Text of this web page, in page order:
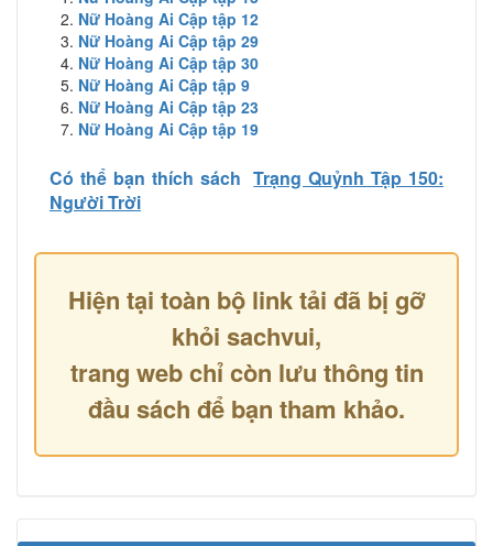
Nữ Hoàng Ai Cập tập 12
Nữ Hoàng Ai Cập tập 29
Nữ Hoàng Ai Cập tập 30
Nữ Hoàng Ai Cập tập 9
Nữ Hoàng Ai Cập tập 23
Nữ Hoàng Ai Cập tập 19
Có thể bạn thích sách Trạng Quỷnh Tập 150:
Người Trời
Hiện tại toàn bộ link tải đã bị gỡ
khỏi sachvui,
trang web chỉ còn lưu thông tin
đầu sách để bạn tham khảo.